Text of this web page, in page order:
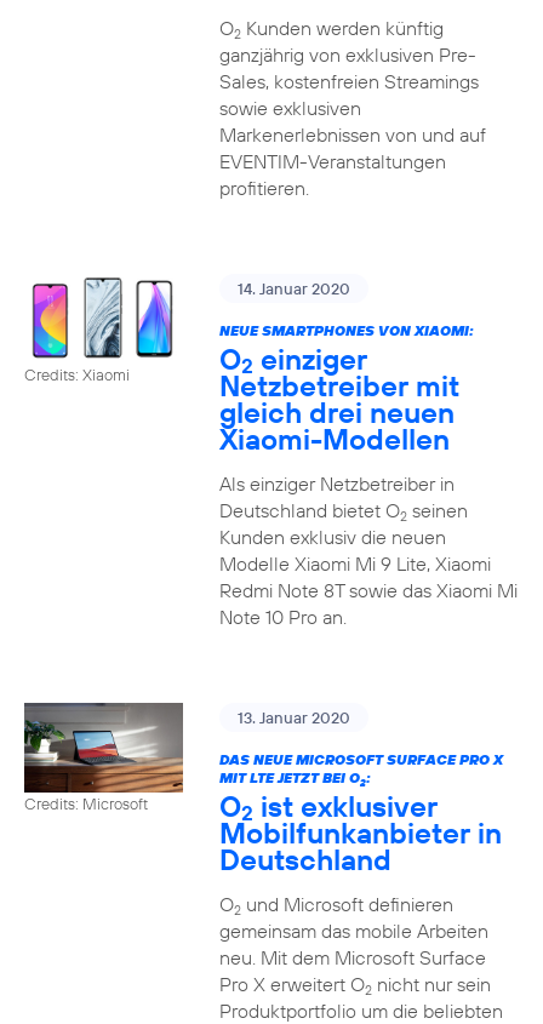
O2Kunden werden künftig
ganzjährig von exklusiven Pre-
Sales, kostenfreien Streamings
sowie exklusiven
Markenerlebnissen von und auf
EVENTIM-Veranstaltungen
profitieren.
Credits: Xiaomi
14. Januar 2020
NEUE SMARTPHONES VON XIAOMI:
O2 einziger
Netzbetreiber mit
gleich drei neuen
Xiaomi-Modellen
Als einziger Netzbetreiber in
Deutschland bietet O2seinen
Kunden exklusiv die neuen
Modelle Xiaomi Mi 9 Lite, Xiaomi
Redmi Note 8T sowie das Xiaomi Mi
Note 10 Pro an.
Credits: Microsoft
13. Januar 2020
DAS NEUE MICROSOFT SURFACE PRO X
MIT LTE JETZT BEI O2:
O2 ist exklusiver
Mobilfunkanbieter in
Deutschland
O2und Microsoft definieren
gemeinsam das mobile Arbeiten
neu. Mit dem Microsoft Surface
Pro X erweitert O2nicht nur sein
Produktportfolio um die beliebten